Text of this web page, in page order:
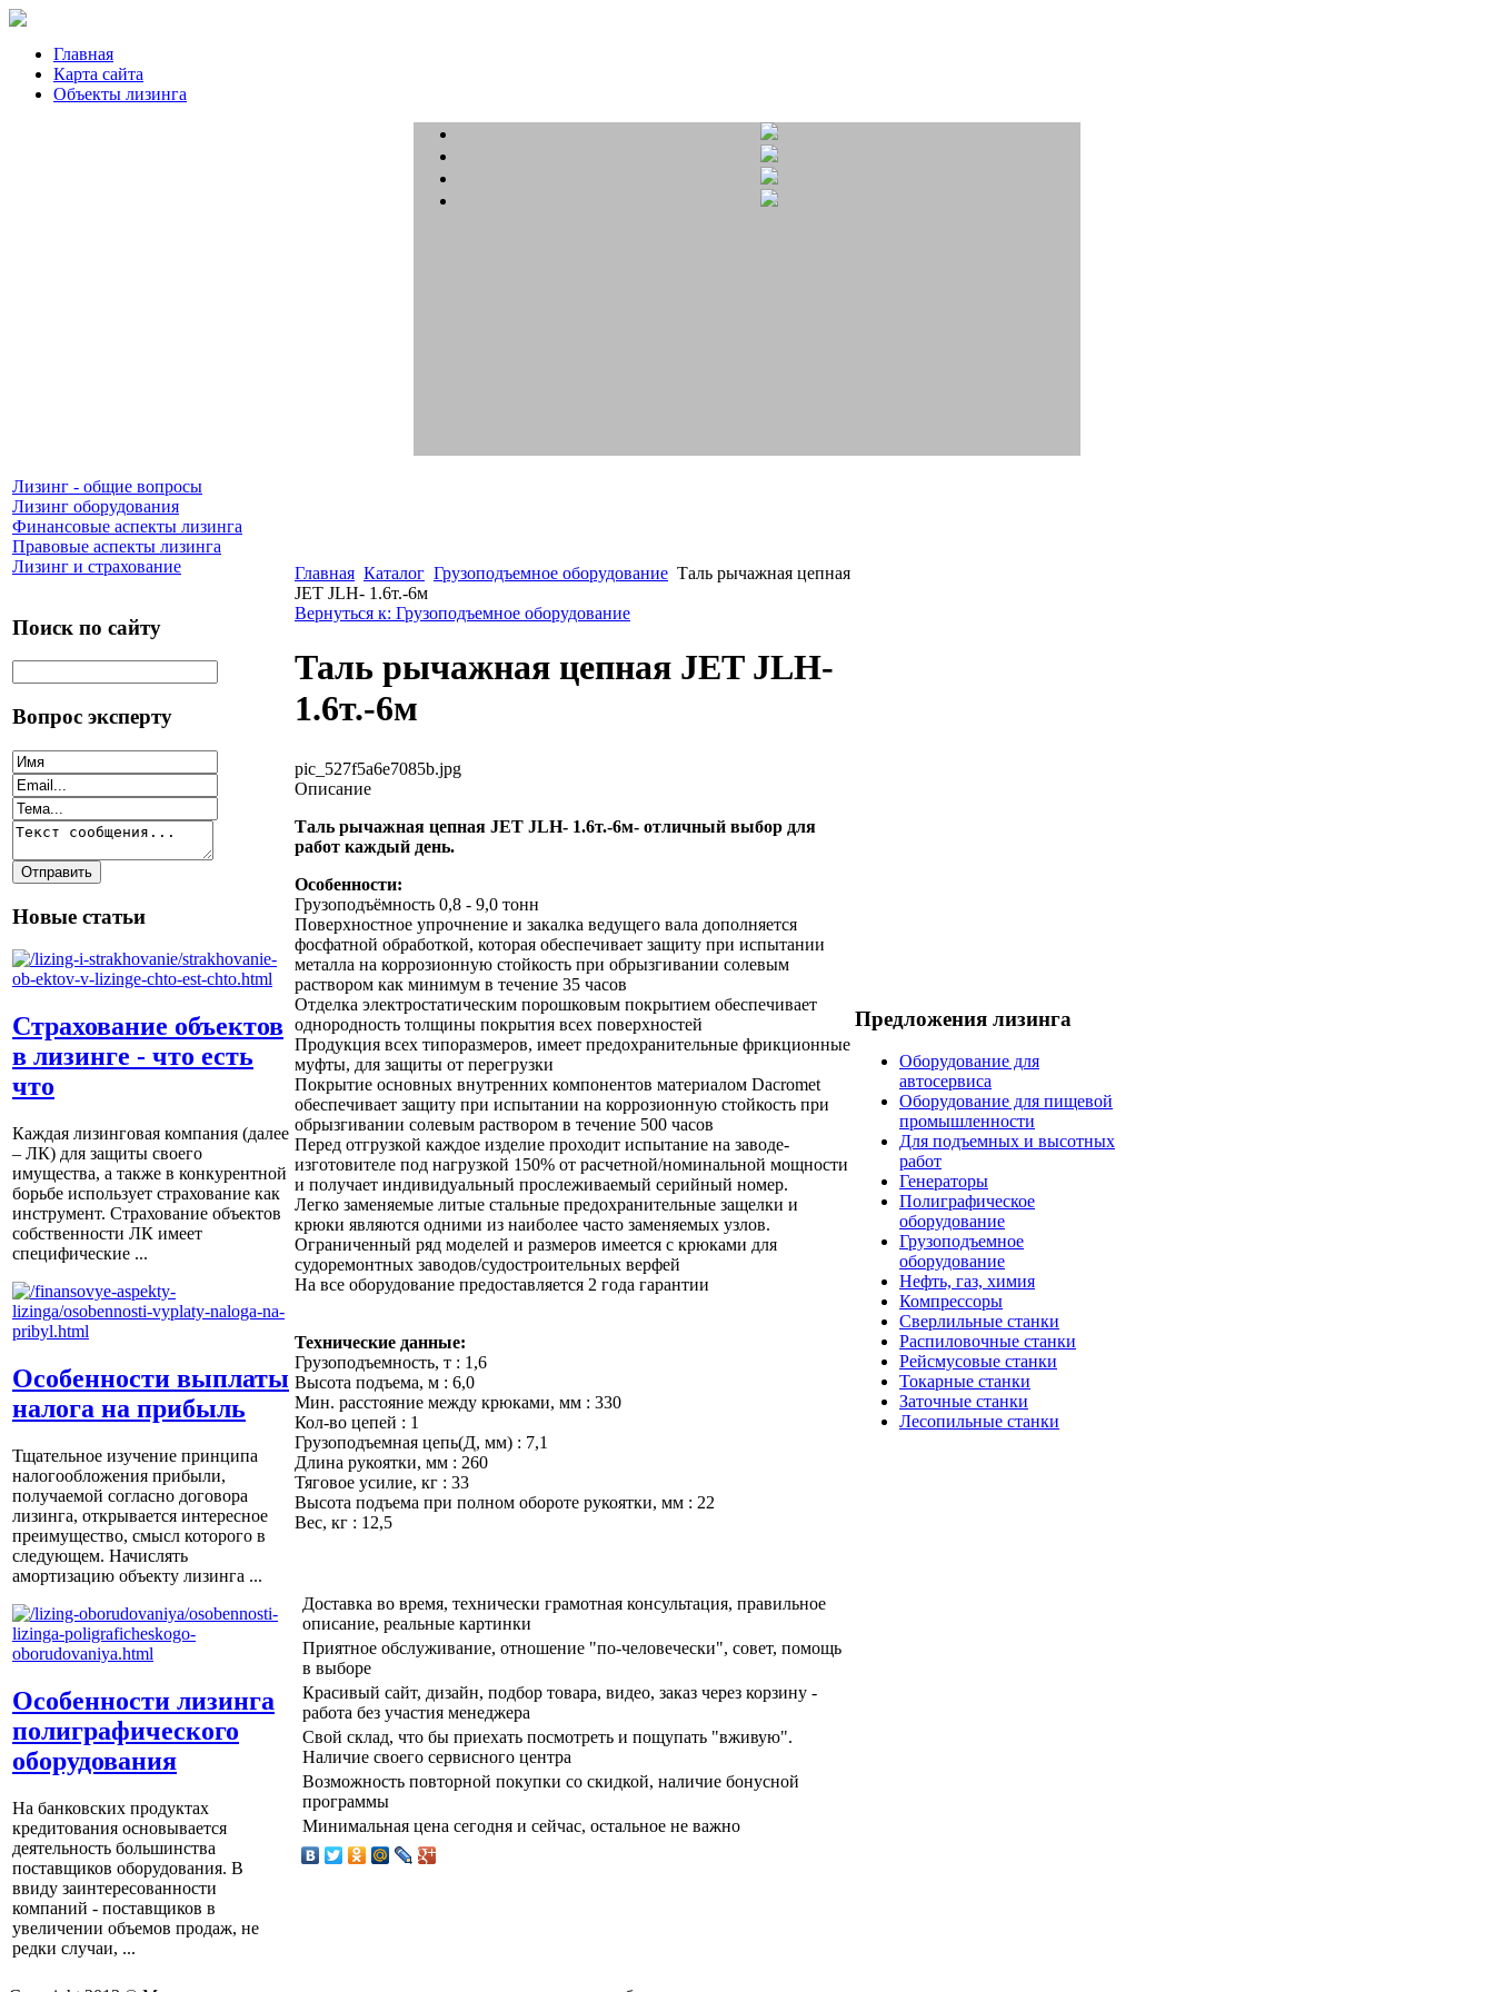
Главная
Карта сайта
Объекты лизинга
Лизинг - общие вопросы
Лизинг оборудования
Финансовые аспекты лизинга
Правовые аспекты лизинга
Лизинг и страхование
Поиск по сайту
Вопрос эксперту
Новые статьи
Страхование объектов
в лизинге - что есть
что
Каждая лизинговая компания (далее
– ЛК) для защиты своего
имущества, а также в конкурентной
борьбе использует страхование как
инструмент. Страхование объектов
собственности ЛК имеет
специфические ...
Особенности выплаты
налога на прибыль
Тщательное изучение принципа
налогообложения прибыли,
получаемой согласно договора
лизинга, открывается интересное
преимущество, смысл которого в
следующем. Начислять
амортизацию объекту лизинга ...
Особенности лизинга
полиграфического
оборудования
На банковских продуктах
кредитования основывается
деятельность большинства
поставщиков оборудования. В
ввиду заинтересованности
компаний - поставщиков в
увеличении объемов продаж, не
редки случаи, ...
Главная Каталог Грузоподъемное оборудование Таль рычажная цепная
JET JLH- 1.6т.-6м
Вернуться к: Грузоподъемное оборудование
Таль рычажная цепная JET JLH-
1.6т.-6м
pic_527f5a6e7085b.jpg
Описание
Таль рычажная цепная JET JLH- 1.6т.-6м- отличный выбор для
работ каждый день.
Особенности:
Грузоподъёмность 0,8 - 9,0 тонн
Поверхностное упрочнение и закалка ведущего вала дополняется
фосфатной обработкой, которая обеспечивает защиту при испытании
металла на коррозионную стойкость при обрызгивании солевым
раствором как минимум в течение 35 часов
Отделка электростатическим порошковым покрытием обеспечивает
однородность толщины покрытия всех поверхностей
Продукция всех типоразмеров, имеет предохранительные фрикционные
муфты, для защиты от перегрузки
Покрытие основных внутренних компонентов материалом Dacromet
обеспечивает защиту при испытании на коррозионную стойкость при
обрызгивании солевым раствором в течение 500 часов
Перед отгрузкой каждое изделие проходит испытание на заводе-
изготовителе под нагрузкой 150% от расчетной/номинальной мощности
и получает индивидуальный прослеживаемый серийный номер.
Легко заменяемые литые стальные предохранительные защелки и
крюки являются одними из наиболее часто заменяемых узлов.
Ограниченный ряд моделей и размеров имеется с крюками для
судоремонтных заводов/судостроительных верфей
На все оборудование предоставляется 2 года гарантии
Технические данные:
Грузоподъемность, т : 1,6
Высота подъема, м : 6,0
Мин. расстояние между крюками, мм : 330
Кол-во цепей : 1
Грузоподъемная цепь(Д, мм) : 7,1
Длина рукоятки, мм : 260
Тяговое усилие, кг : 33
Высота подъема при полном обороте рукоятки, мм : 22
Вес, кг : 12,5
Доставка во время, технически грамотная консультация, правильное
описание, реальные картинки
Приятное обслуживание, отношение "по-человечески", совет, помощь
в выборе
Красивый сайт, дизайн, подбор товара, видео, заказ через корзину -
работа без участия менеджера
Свой склад, что бы приехать посмотреть и пощупать "вживую".
Наличие своего сервисного центра
Возможность повторной покупки со скидкой, наличие бонусной
программы
Минимальная цена сегодня и сейчас, остальное не важно
Предложения лизинга
Оборудование для
автосервиса
Оборудование для пищевой
промышленности
Для подъемных и высотных
работ
Генераторы
Полиграфическое
оборудование
Грузоподъемное
оборудование
Нефть, газ, химия
Компрессоры
Сверлильные станки
Распиловочные станки
Рейсмусовые станки
Токарные станки
Заточные станки
Лесопильные станки